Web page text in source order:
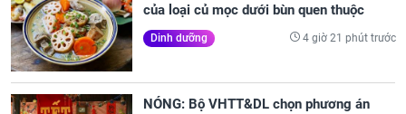
của loại củ mọc dưới bùn quen thuộc
Dinh dưỡng 4 giờ 21 phút trước
NÓNG: Bộ VHTT&DL chọn phương án